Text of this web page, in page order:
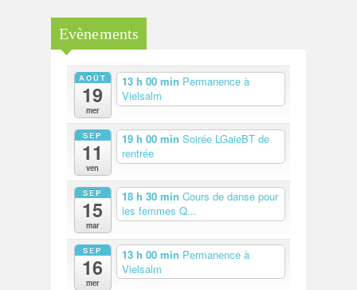
Evènements
AOÛT
19
mer
13 h 00 min Permanence à
Vielsalm
SEP
11
ven
19 h 00 min Soirée LGaieBT de
rentrée
SEP
15
mar
18 h 30 min Cours de danse pour
les femmes Q...
SEP
16
mer
13 h 00 min Permanence à
Vielsalm